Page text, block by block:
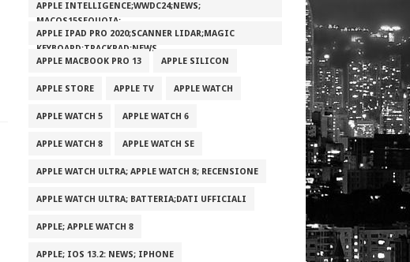
APPLE INTELLIGENCE;WWDC24;NEWS;
MACOS15SEQUOIA;
APPLE IPAD PRO 2020;SCANNER LIDAR;MAGIC
KEYBOARD;TRACKPAD;NEWS
APPLE MACBOOK PRO 13
APPLE SILICON
APPLE STORE APPLE TV APPLE WATCH
APPLE WATCH 5 APPLE WATCH 6
APPLE WATCH 8 APPLE WATCH SE
APPLE WATCH ULTRA; APPLE WATCH 8; RECENSIONE
APPLE WATCH ULTRA; BATTERIA;DATI UFFICIALI
APPLE; APPLE WATCH 8
APPLE; IOS 13.2: NEWS; IPHONE